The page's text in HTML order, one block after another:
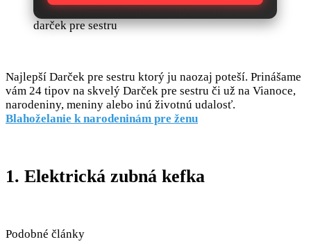
darček pre sestru
Najlepší Darček pre sestru ktorý ju naozaj poteší. Prinášame
vám 24 tipov na skvelý Darček pre sestru či už na Vianoce,
narodeniny, meniny alebo inú životnú udalosť.
Blahoželanie k narodeninám pre ženu
1. Elektrická zubná kefka
Podobné články